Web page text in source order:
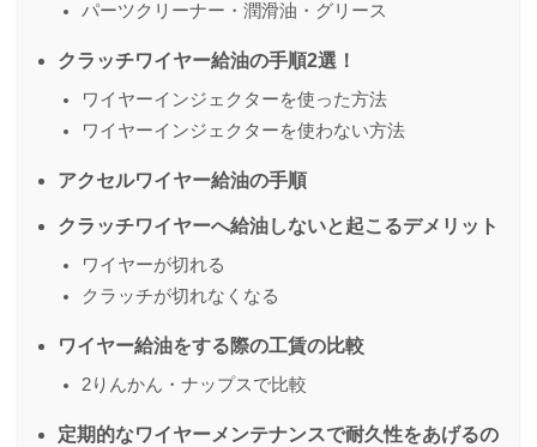
パーツクリーナー・潤滑油・グリース
クラッチワイヤー給油の手順2選！
ワイヤーインジェクターを使った方法
ワイヤーインジェクターを使わない方法
アクセルワイヤー給油の手順
クラッチワイヤーへ給油しないと起こるデメリット
ワイヤーが切れる
クラッチが切れなくなる
ワイヤー給油をする際の工賃の比較
2りんかん・ナップスで比較
定期的なワイヤーメンテナンスで耐久性をあげるの